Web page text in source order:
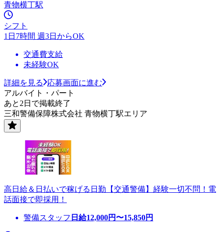
青物横丁駅
シフト
1日7時間 週3日からOK
交通費支給
未経験OK
詳細を見る
応募画面に進む
アルバイト・パート
あと2日で掲載終了
三和警備保障株式会社 青物横丁駅エリア
高日給＆日払いで稼げる日勤【交通警備】経験一切不問！電
話面接で即採用！
警備スタッフ 日給12,000円〜15,850円